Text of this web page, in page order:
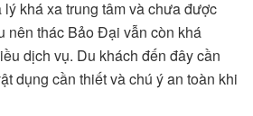
khá xa trung tâm và chưa được
nên thác Bảo Đại vẫn còn khá
dịch vụ. Du khách đến đây cần
dụng cần thiết và chú ý an toàn khi